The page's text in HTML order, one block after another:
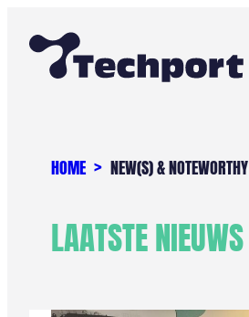
naar
HOME NEW(S) & NOTEWORTHY
LAATSTE NIEUWS